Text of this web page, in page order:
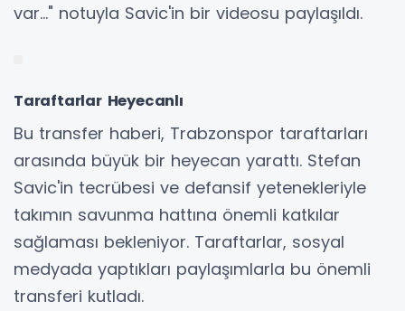
var..." notuyla Savic'in bir videosu paylaşıldı.
Taraftarlar Heyecanlı
Bu transfer haberi, Trabzonspor taraftarları
arasında büyük bir heyecan yarattı. Stefan
Savic'in tecrübesi ve defansif yetenekleriyle
takımın savunma hattına önemli katkılar
sağlaması bekleniyor. Taraftarlar, sosyal
medyada yaptıkları paylaşımlarla bu önemli
transferi kutladı.